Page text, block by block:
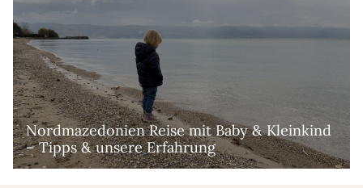
Nordmazedonien Reise mit Baby & Kleinkind
– Tipps & unsere Erfahrung